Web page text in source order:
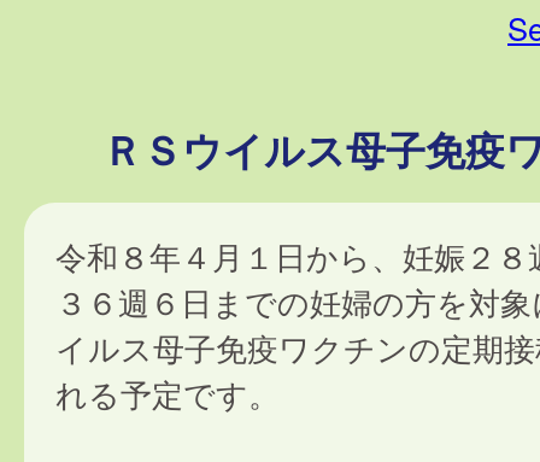
ＲＳウイルス母子免疫
令和８年４月１日から、妊娠２
３６週６日までの妊婦の方を対
イルス母子免疫ワクチンの定期
れる予定です。